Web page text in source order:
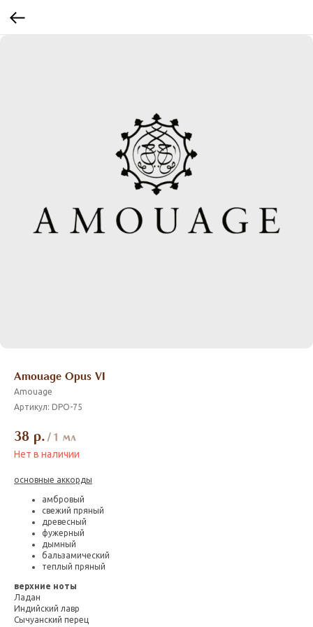
Amouage Opus VI
Amouage
Артикул: DPO-75
38 р. / 1 мл
Нет в наличии
основные аккорды
амбровый
свежий пряный
древесный
фужерный
дымный
бальзамический
теплый пряный
верхние ноты
Ладан
Индийский лавр
Сычуанский перец